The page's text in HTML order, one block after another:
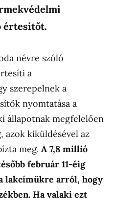
értesítőt.
névre szóló
a
szerepelnek a
nyomtatása a
állapotnak megfelelően
azok kiküldésével az
meg. A 7,8 millió
február 11-éig
lakcímükre arról, hogy
Ha valaki ezt